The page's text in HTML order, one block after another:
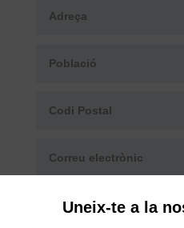
Uneix-te a la